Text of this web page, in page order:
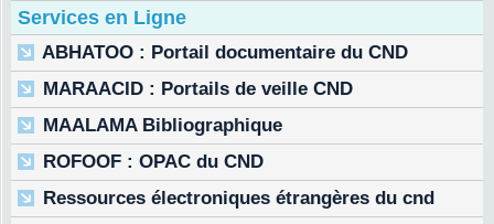
Services en Ligne
ABHATOO : Portail documentaire du CND
MARAACID : Portails de veille CND
MAALAMA Bibliographique
ROFOOF : OPAC du CND
Ressources électroniques étrangères du cnd